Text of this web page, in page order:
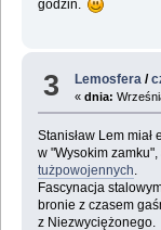
godzin.
3 Lemosfera /
«dnia:
Stanisław Lem
w "Wysokim
tużpowojennych.
Fascynacja
bronie z czasem
z Niezwyciężonego.